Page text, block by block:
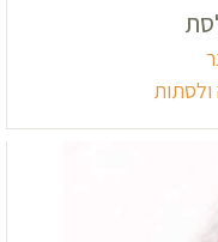
ולסתות